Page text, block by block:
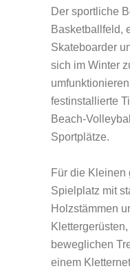
Der sportliche
Basketballfeld,
Skateboarder
sich im Winter
festinstallierte
Beach-
Sportplätze.
Für die Kleinen
Spielplatz mit
Holzstämmen
beweglichen
einem